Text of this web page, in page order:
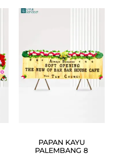
PAPAN KAYU
PALEMBANG 8